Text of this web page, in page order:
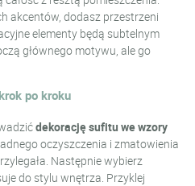
akcentów, dodasz przestrzeni
elementy będą subtelnym
głównego motywu, ale go
po kroku
dekorację sufitu we wzory
oczyszczenia i zmatowienia
Następnie wybierz
do stylu wnętrza. Przyklej